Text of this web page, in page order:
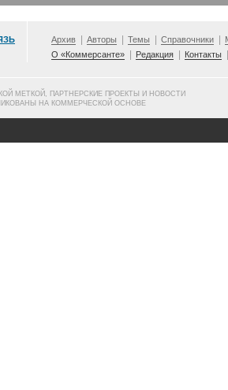
Архив Авторы Темы Справочники
О «Коммерсанте»
Редакция Контакты
МЕТКОЙ, ПАРТНЕРСКИЕ ПРОЕКТЫ И НОВОСТИ
НА КОММЕРЧЕСКОЙ ОСНОВЕ